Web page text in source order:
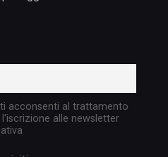
acconsenti al trattamento
alle newsletter